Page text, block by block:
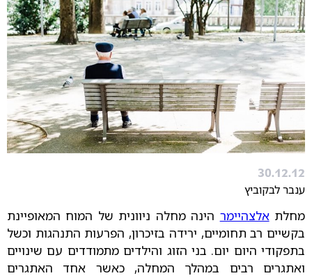
30.12.12
ענבר לבקוביץ
מחלתאלצהיימר הינה מחלה ניוונית של המוח המאופיינת
בקשיים רב תחומיים, ירידה בזיכרון, הפרעות התנהגות וכשל
בתפקודי היום יום. בני הזוג והילדים מתמודדים עם שינויים
ואתגרים רבים במהלך המחלה, כאשר אחד האתגרים